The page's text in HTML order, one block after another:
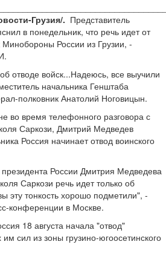
Грузия/. Представитель
в понедельник, что речь идет от
России из Грузии, -
отводе войск...Надеюсь, все выучили
начальника Генштаба
полковник Анатолий Ноговицын.
во время телефонного разговора с
Саркози, Дмитрий Медведев
Россия начинает отвод воинского
России Дмитрия Медведева
Саркози речь идет только об
эту тонкость хорошо подметили", -
конференции в Москве.
18 августа начала "отвод"
сил из зоны грузино-югоосетинского